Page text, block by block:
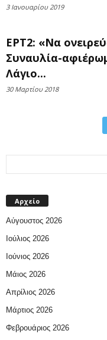
3 Ιανουαρίου 2019
ΕΡΤ2: «Να
Συναυλία-
Λάγιο...
30 Μαρτίου 2018
Αρχείο
Αύγουστος 2026
Ιούλιος 2026
Ιούνιος 2026
Μάιος 2026
Απρίλιος 2026
Μάρτιος 2026
Φεβρουάριος 2026